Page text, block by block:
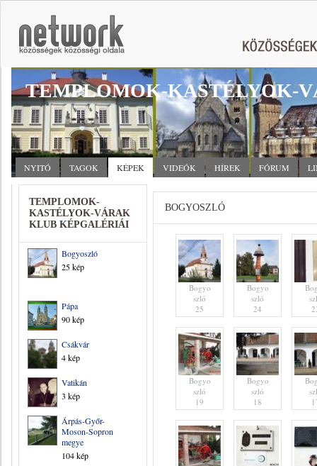
TEMPLOMOK-KASTÉLYOK-
NYITÓ TAGOK KÉPEK VIDEÓK HÍREK FÓRUM
TEMPLOMOK-
KASTÉLYOK-VÁRAK
KLUB KÉPGALÉRIÁI
Bogyoszló
25 kép
Pápa
90 kép
Csákvár
4 kép
Vatikán
3 kép
Árpás-Győr-
Moson-Sopron
megye
104 kép
BOGYOSZLÓ
Bogyo
szló
25
Bogyo
szló
24
Bogyo
szló
19
Bogyo
szló
18